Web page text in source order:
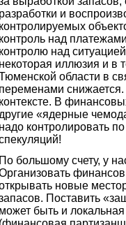
разработки и
контролируемых
контроль над
контролю над
некоторая иллюзия и в
области в
переменами
контексте. В
другие «ядерные
надо контролировать
По большому счету, у
новые
Поставить
может быть и